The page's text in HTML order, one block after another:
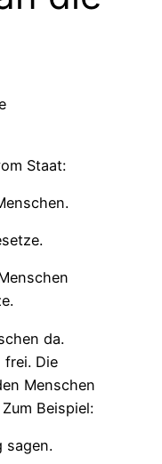
Staat:
da.
frei. Die
Menschen
Beispiel:
sagen.